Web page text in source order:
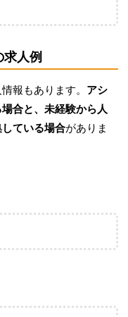
人例
報もあります。 アシ
合と、未経験から人
ている場合がありま